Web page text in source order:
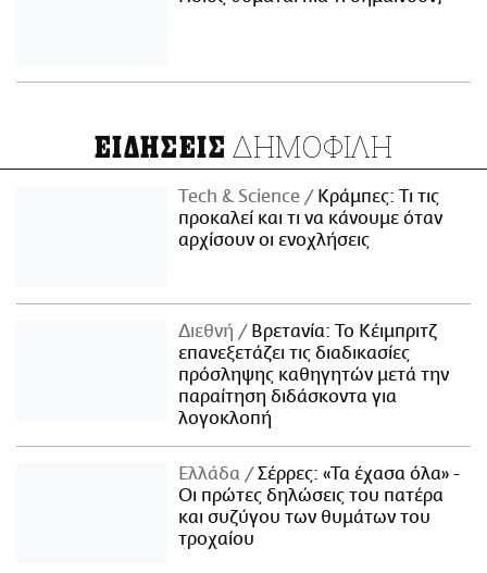
ΕΙΔΗΣΕΙΣ ΔΗΜΟΦΙΛΗ
Τech & Science
Κράμπες: Τι τις
προκαλεί και τι να κάνουμε όταν
αρχίσουν οι ενοχλήσεις
Διεθνή
Βρετανία: Το Κέιμπριτζ
επανεξετάζει τις διαδικασίες
πρόσληψης καθηγητών μετά την
παραίτηση διδάσκοντα για
λογοκλοπή
Ελλάδα
Σέρρες: «Τα έχασα όλα» -
Οι πρώτες δηλώσεις του πατέρα
και συζύγου των θυμάτων του
τροχαίου